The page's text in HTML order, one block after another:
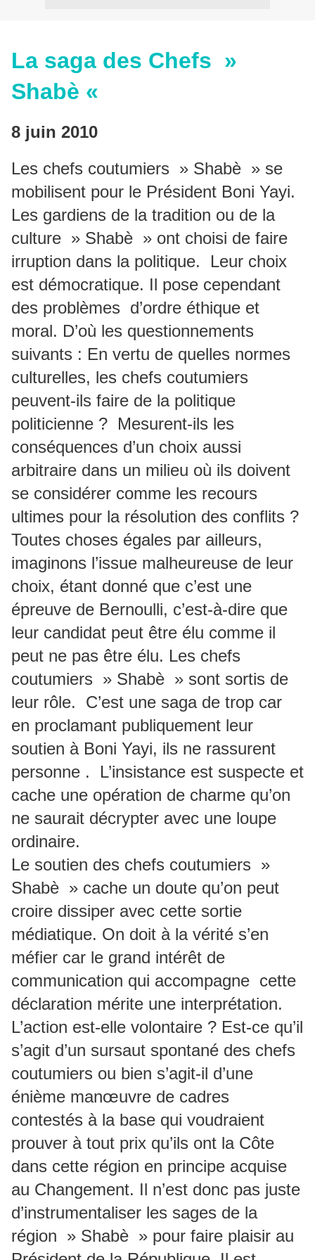
La saga des Chefs »
Shabè «
8 juin 2010
Les chefs coutumiers » Shabè » se
mobilisent pour le Président Boni Yayi.
Les gardiens de la tradition ou de la
culture » Shabè » ont choisi de faire
irruption dans la politique. Leur choix
est démocratique. Il pose cependant
des problèmes d’ordre éthique et
moral. D’où les questionnements
suivants : En vertu de quelles normes
culturelles, les chefs coutumiers
peuvent-ils faire de la politique
politicienne ? Mesurent-ils les
conséquences d’un choix aussi
arbitraire dans un milieu où ils doivent
se considérer comme les recours
ultimes pour la résolution des conflits ?
Toutes choses égales par ailleurs,
imaginons l’issue malheureuse de leur
choix, étant donné que c’est une
épreuve de Bernoulli, c’est-à-dire que
leur candidat peut être élu comme il
peut ne pas être élu. Les chefs
coutumiers » Shabè » sont sortis de
leur rôle. C’est une saga de trop car
en proclamant publiquement leur
soutien à Boni Yayi, ils ne rassurent
personne . L’insistance est suspecte et
cache une opération de charme qu’on
ne saurait décrypter avec une loupe
ordinaire.
Le soutien des chefs coutumiers »
Shabè » cache un doute qu’on peut
croire dissiper avec cette sortie
médiatique. On doit à la vérité s’en
méfier car le grand intérêt de
communication qui accompagne cette
déclaration mérite une interprétation.
L’action est-elle volontaire ? Est-ce qu’il
s’agit d’un sursaut spontané des chefs
coutumiers ou bien s’agit-il d’une
énième manœuvre de cadres
contestés à la base qui voudraient
prouver à tout prix qu’ils ont la Côte
dans cette région en principe acquise
au Changement. Il n’est donc pas juste
d’instrumentaliser les sages de la
région » Shabè » pour faire plaisir au